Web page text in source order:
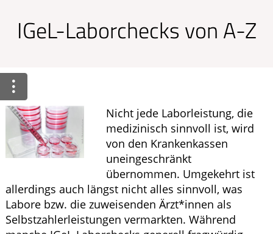
Leistungen
Ratgeber
Krankheiten & Therapie
HOMÖOPATHIE
IGeL-Laborchecks von A-Z
Nicht jede Laborleistung, die
medizinisch sinnvoll ist, wird
von den Krankenkassen
uneingeschränkt
übernommen. Umgekehrt ist
allerdings auch längst nicht alles sinnvoll, was
Labore bzw. die zuweisenden Ärzt*innen als
Selbstzahlerleistungen vermarkten. Während